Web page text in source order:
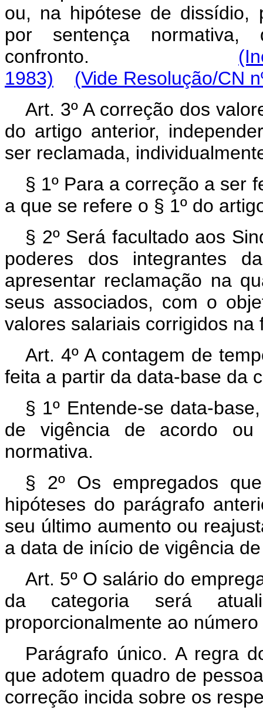
ou, na hipótese de dissídio,
por sentença
confronto.
1983)
(Vide Resolução/CN
Art. 3º A correção dos
do artigo anterior,
ser reclamada,
§ 1º Para a correção a ser
a que se refere o § 1º do
§ 2º Será facultado aos
poderes dos integrantes
apresentar reclamação na
seus associados, com o
valores salariais corrigidos na
Art. 4º A contagem de
feita a partir da data-base da
§ 1º Entende-se data-
de vigência de acordo ou
normativa.
§ 2º Os empregados
hipóteses do parágrafo
seu último aumento ou
a data de início de vigência
Art. 5º O salário do
da categoria será
proporcionalmente ao
Parágrafo único. A regra
que adotem quadro de
correção incida sobre os